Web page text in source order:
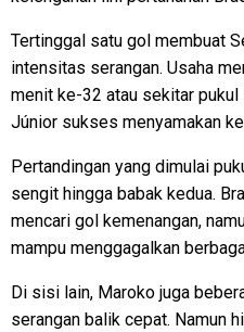
Tertinggal satu gol membuat
intensitas serangan. Usaha
menit ke-32 atau sekitar pukul
Júnior sukses menyamakan
Pertandingan yang dimulai
sengit hingga babak kedua.
mencari gol kemenangan,
mampu menggagalkan
Di sisi lain, Maroko juga
serangan balik cepat. Namun